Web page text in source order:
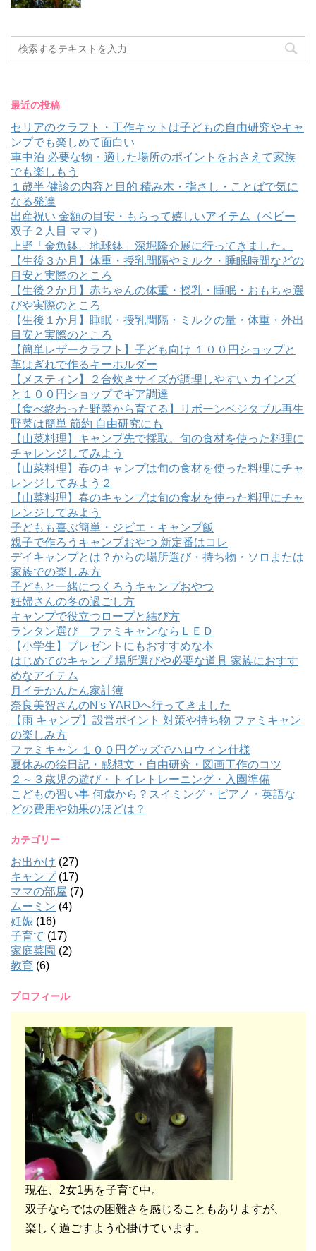
最近の投稿
セリアのクラフト・工作キットは子どもの自由研究やキャ
ンプでも楽しめて面白い
車中泊 必要な物・適した場所のポイントをおさえて家族
でも楽しもう
１歳半 健診の内容と目的 積み木・指さし・ことばで気に
なる発達
出産祝い 金額の目安・もらって嬉しいアイテム（ベビー
双子２人目 ママ）
上野「金魚鉢、地球鉢」深堀隆介展に行ってきました。
【生後３か月】体重・授乳間隔やミルク・睡眠時間などの
目安と実際のところ
【生後２か月】赤ちゃんの体重・授乳・睡眠・おもちゃ選
びや実際のところ
【生後１か月】睡眠・授乳間隔・ミルクの量・体重・外出
目安と実際のところ
【簡単レザークラフト】子ども向け １００円ショップと
革はぎれで作るキーホルダー
【メスティン】２合炊きサイズが調理しやすい カインズ
と１００円ショップでギア調達
【食べ終わった野菜から育てる】リボーンベジタブル再生
野菜は簡単 節約 自由研究にも
【山菜料理】キャンプ先で採取。旬の食材を使った料理に
チャレンジしてみよう
【山菜料理】春のキャンプは旬の食材を使った料理にチャ
レンジしてみよう２
【山菜料理】春のキャンプは旬の食材を使った料理にチャ
レンジしてみよう
子どもも喜ぶ簡単・ジビエ・キャンプ飯
親子で作ろうキャンプおやつ 新定番はコレ
デイキャンプとは？からの場所選び・持ち物・ソロまたは
家族での楽しみ方
子どもと一緒につくろうキャンプおやつ
妊婦さんの冬の過ごし方
キャンプで役立つロープと結び方
ランタン選び ファミキャンならＬＥＤ
【小学生】プレゼントにもおすすめな本
はじめてのキャンプ 場所選びや必要な道具 家族におすす
めなアイテム
月イチかんたん家計簿
奈良美智さんのN's YARDへ行ってきました
【雨 キャンプ】設営ポイント 対策や持ち物 ファミキャン
の楽しみ方
ファミキャン １００円グッズでハロウィン仕様
夏休みの絵日記・感想文・自由研究・図画工作のコツ
２～３歳児の遊び・トイレトレーニング・入園準備
こどもの習い事 何歳から？スイミング・ピアノ・英語な
どの費用や効果のほどは？
カテゴリー
お出かけ (27)
キャンプ(17)
ママの部屋 (7)
ムーミン (4)
妊娠 (16)
子育て (17)
家庭菜園 (2)
教育 (6)
プロフィール
現在、2女1男を子育て中。
双子ならではの困難さを感じることもありますが、
楽しく過ごすよう心掛けています。